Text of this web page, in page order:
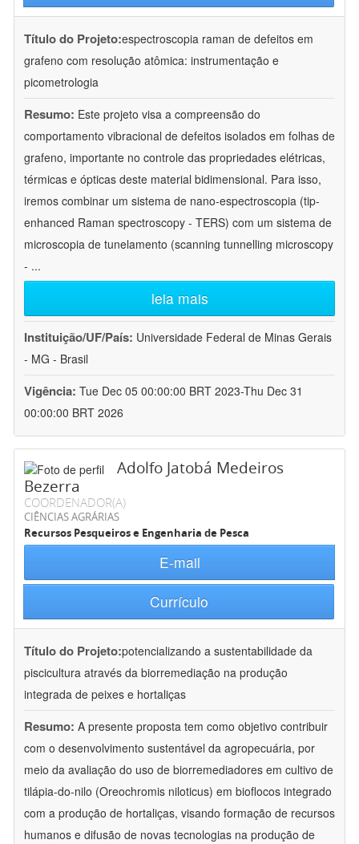
Título do Projeto:espectroscopia raman de defeitos em
grafeno com resolução atômica: instrumentação e
picometrologia
Resumo: Este projeto visa a compreensão do
comportamento vibracional de defeitos isolados em folhas de
grafeno, importante no controle das propriedades elétricas,
térmicas e ópticas deste material bidimensional. Para isso,
iremos combinar um sistema de nano-espectroscopia (tip-
enhanced Raman spectroscopy - TERS) com um sistema de
microscopia de tunelamento (scanning tunnelling microscopy
- ...
leia mais
Instituição/UF/País: Universidade Federal de Minas Gerais
- MG - Brasil
Vigência: Tue Dec 05 00:00:00 BRT 2023-Thu Dec 31
00:00:00 BRT 2026
Adolfo Jatobá Medeiros
Bezerra
COORDENADOR(A)
CIÊNCIAS AGRÁRIAS
Recursos Pesqueiros e Engenharia de Pesca
E-mail
Currículo
Título do Projeto:potencializando a sustentabilidade da
piscicultura através da biorremediação na produção
integrada de peixes e hortaliças
Resumo: A presente proposta tem como objetivo contribuir
com o desenvolvimento sustentável da agropecuária, por
meio da avaliação do uso de biorremediadores em cultivo de
tilápia-do-nilo (Oreochromis niloticus) em bioflocos integrado
com a produção de hortaliças, visando formação de recursos
humanos e difusão de novas tecnologias na produção de